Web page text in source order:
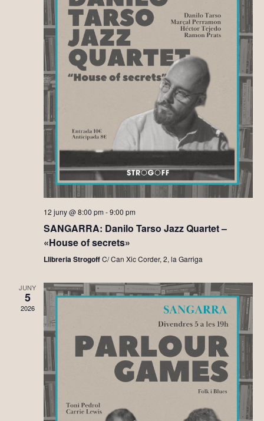
12 juny @ 8:00 pm -9:00 pm
SANGARRA: Danilo Tarso Jazz Quartet –
«House of secrets»
Llibreria StrogoffC/ Can Xic Corder, 2, la Garriga
JUNY
5
2026